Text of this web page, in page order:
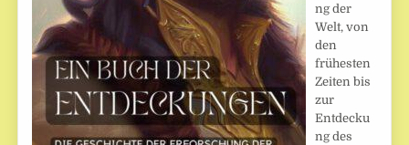
ng der
Welt, von
den
frühesten
Zeiten bis
zur
Entdecku
ng des